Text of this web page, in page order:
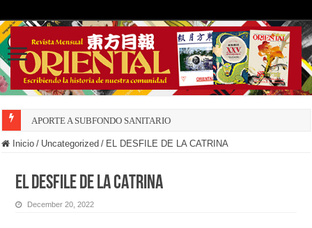
APORTE A SUBFONDO SANITARIO
Inicio / Uncategorized / EL DESFILE DE LA CATRINA
EL DESFILE DE LA CATRINA
December 20, 2022